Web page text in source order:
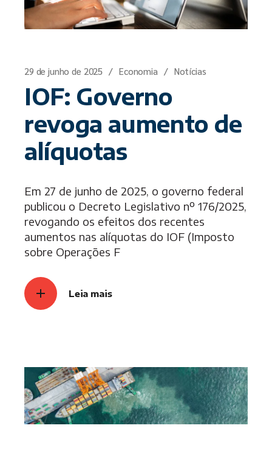
29 de junho de 2025 Economia Notícias
IOF: Governo
revoga aumento de
alíquotas
Em 27 de junho de 2025, o governo federal
publicou o Decreto Legislativo nº 176/2025,
revogando os efeitos dos recentes
aumentos nas alíquotas do IOF (Imposto
sobre Operações F
Leia mais